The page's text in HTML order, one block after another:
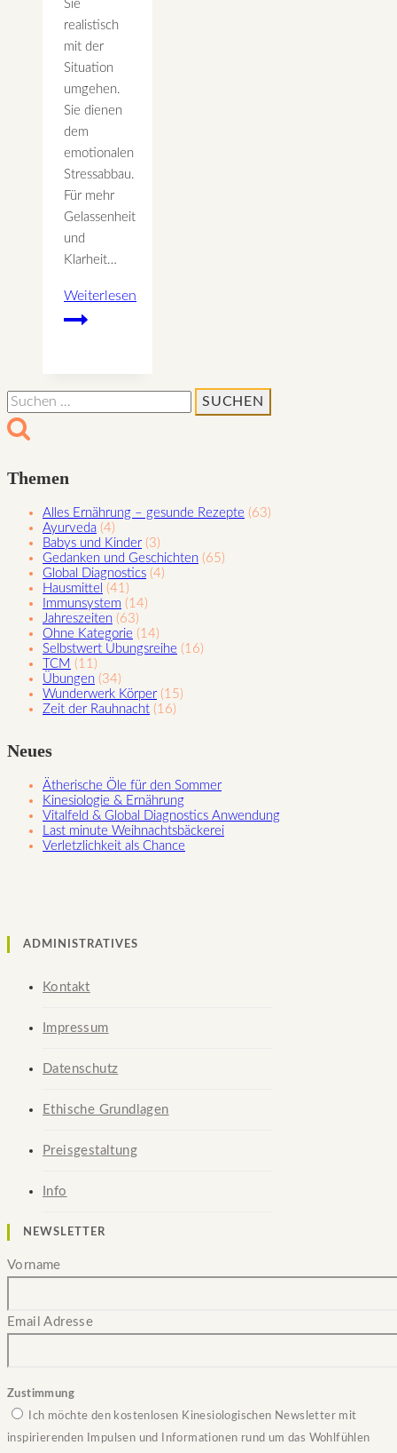
Sie
realistisch
mit der
Situation
umgehen.
Sie dienen
dem
emotionalen
Stressabbau.
Für mehr
Gelassenheit
und
Klarheit…
Weiterlesen
Die
Emotionaler
Suchen
nach:
Themen
Alles Ernährung – gesunde Rezepte (63)
Ayurveda (4)
Babys und Kinder (3)
Gedanken und Geschichten (65)
Global Diagnostics (4)
Hausmittel (41)
Immunsystem (14)
Jahreszeiten (63)
Ohne Kategorie (14)
Selbstwert Übungsreihe (16)
TCM (11)
Übungen (34)
Wunderwerk Körper (15)
Zeit der Rauhnacht (16)
Neues
Ätherische Öle für den Sommer
Kinesiologie & Ernährung
Vitalfeld & Global Diagnostics Anwendung
Last minute Weihnachtsbäckerei
Verletzlichkeit als Chance
ADMINISTRATIVES
Kontakt
Impressum
Datenschutz
Ethische Grundlagen
Preisgestaltung
Info
NEWSLETTER
Vorname
Email Adresse
Zustimmung
Ich möchte den kostenlosen Kinesiologischen Newsletter mit
inspirierenden Impulsen und Informationen rund um das Wohlfühlen